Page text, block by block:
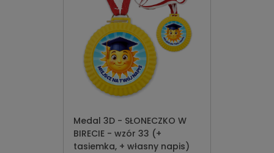
Medal 3D - SŁONECZKO W
BIRECIE - wzór 33 (+
tasiemka, + własny napis)